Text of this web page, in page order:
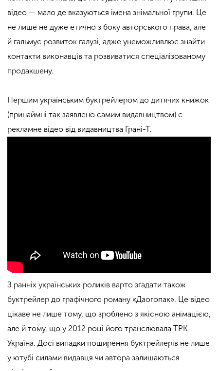
відео — мало де вказуються імена знімальної групи. Це
не лише не дуже етично з боку авторського права, але
й гальмує розвиток галузі, адже унеможливлює знайти
контакти виконавців та розвиватися спеціалізованому
продакшену.
Першим українським буктрейлером до дитячих книжок
(принаймні так заявлено самим видавництвом) є
рекламне відео від видавництва Грані-Т.
З ранніх українських роликів варто згадати також
буктрейлер до графічного роману «Даогопак». Це відео
цікаве не лише тому, що зроблено з якісною анімацією,
але й тому, що у 2012 році його транслювала ТРК
Україна. Досі випадки поширення буктрейлерів не лише
у ютубі силами видавця чи автора залишаються